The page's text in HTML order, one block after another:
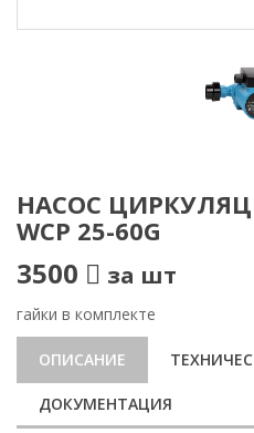
НАСОС
WCP 25-60G
3500 за шт
гайки в комплекте
ОПИСАНИЕ
ДОКУМЕНТАЦИЯ